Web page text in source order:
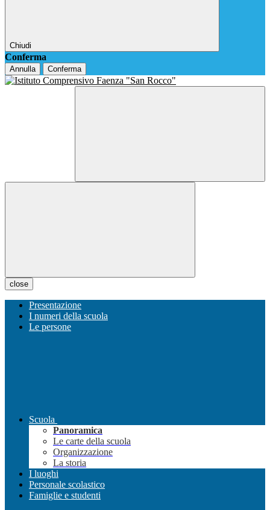
Chiudi
Conferma
Annulla Conferma
close
Presentazione
I numeri della scuola
Le persone
Scuola
Panoramica
Le carte della scuola
Organizzazione
La storia
I luoghi
Personale scolastico
Famiglie e studenti